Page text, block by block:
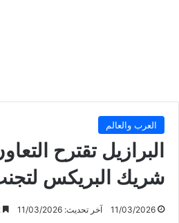
العرب والعالم
البرازيل تقترح
شريك البريكس
11/03/2026 آخر تحديث: 11/03/2026